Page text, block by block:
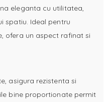
eleganta cu utilitatea,
spatiu. Ideal pentru
ofera un aspect rafinat si
asigura rezistenta si
bine proportionate permit